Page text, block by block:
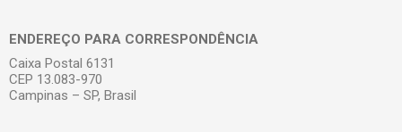
ENDEREÇO PARA CORRESPONDÊNCIA
Caixa Postal 6131
CEP 13.083-970
Campinas – SP, Brasil